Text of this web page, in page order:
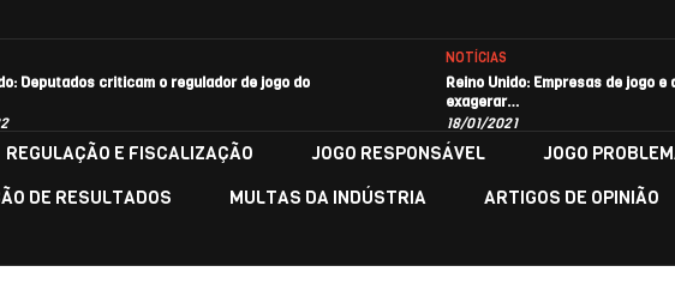
Deputados criticam o regulador de jogo do
NOTÍCIAS
Reino Unido: Empresas de jogo
exagerar…
18/01/2021
REGULAÇÃO E FISCALIZAÇÃO JOGO RESPONSÁVEL JOGO
DE RESULTADOS MULTAS DA INDÚSTRIA ARTIGOS DE OPINIÃO